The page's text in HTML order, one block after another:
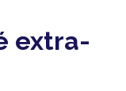
extra-